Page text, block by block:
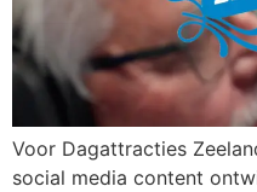
Voor Dagattracties
social media content